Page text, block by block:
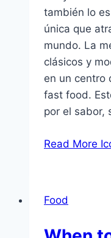
también lo
única que
mundo. La
clásicos y
en un centro
fast food.
por el sabor,
Read More
Food